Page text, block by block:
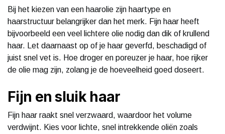
Bij het kiezen van een haarolie zijn haartype en
haarstructuur belangrijker dan het merk. Fijn haar heeft
bijvoorbeeld een veel lichtere olie nodig dan dik of krullend
haar. Let daarnaast op of je haar geverfd, beschadigd of
juist snel vet is. Hoe droger en poreuzer je haar, hoe rijker
de olie mag zijn, zolang je de hoeveelheid goed doseert.
Fijn en sluik haar
Fijn haar raakt snel verzwaard, waardoor het volume
verdwijnt. Kies voor lichte, snel intrekkende oliën zoals